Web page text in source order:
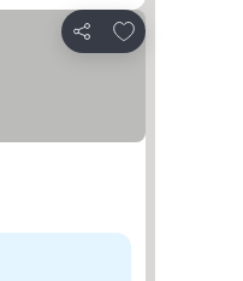
Partilhar
Adicionar aos